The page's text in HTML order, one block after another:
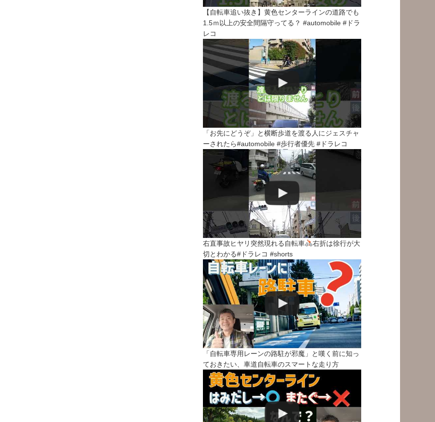
【自転車追い抜き】黄色センターラインの道路でも
1.5ｍ以上の安全間隔守ってる？ #automobile #ドラ
レコ
「お先にどうぞ」と横断歩道を渡る人にジェスチャ
ーされたら#automobile #歩行者優先 #ドラレコ
右直事故ヒヤリ突然現れる自転車
右折は徐行が大
切とわかる#ドラレコ #shorts
「自転車専用レーンの路駐が邪魔」と嘆く前に知っ
ておきたい、車道自転車のスマートな走り方